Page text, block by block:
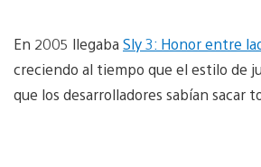
En 2005 llegaba Sly 3: Honor entre
creciendo al tiempo que el estilo de
que los desarrolladores sabían sacar